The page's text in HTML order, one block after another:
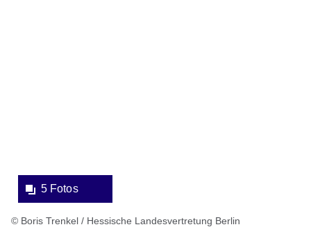
5 Fotos
© Boris Trenkel / Hessische Landesvertretung Berlin